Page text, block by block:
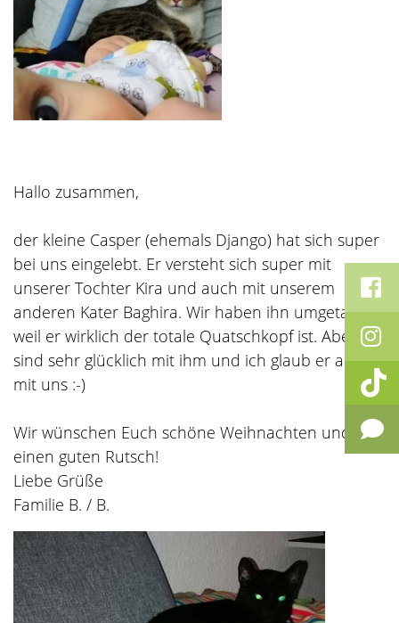
Hallo zusammen,
der kleine Casper (ehemals Django) hat sich super
bei uns eingelebt. Er versteht sich super mit
unserer Tochter Kira und auch mit unserem
anderen Kater Baghira. Wir haben ihn umgetauft
weil er wirklich der totale Quatschkopf ist. Aber wir
sind sehr glücklich mit ihm und ich glaub er auch
mit uns :-)
Wir wünschen Euch schöne Weihnachten und
einen guten Rutsch!
Liebe Grüße
Familie B. / B.